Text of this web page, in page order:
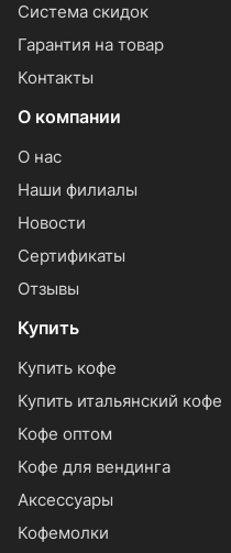
Система скидок
Гарантия на товар
Контакты
О компании
О нас
Наши филиалы
Новости
Сертификаты
Отзывы
Купить
Купить кофе
Купить итальянский кофе
Кофе оптом
Кофе для вендинга
Аксессуары
Кофемолки